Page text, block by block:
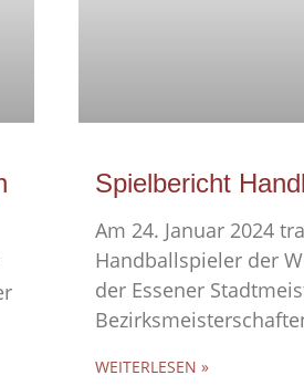
Spielbericht
Am 24. Januar 2024
Handballspieler der
der Essener
WEITERLESEN »